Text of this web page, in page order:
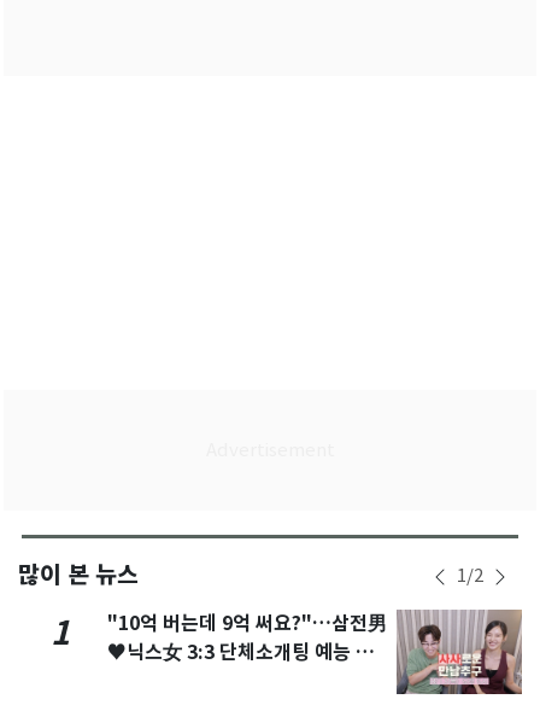
많이 본 뉴스 1/2
1
"10억 버는데 9억 써요?"…삼전男
♥닉스女 3:3 단체소개팅 예능 화